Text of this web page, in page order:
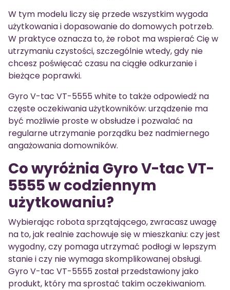
W tym modelu liczy się przede wszystkim wygoda
użytkowania i dopasowanie do domowych potrzeb.
W praktyce oznacza to, że robot ma wspierać Cię w
utrzymaniu czystości, szczególnie wtedy, gdy nie
chcesz poświęcać czasu na ciągłe odkurzanie i
bieżące poprawki.
Gyro V-tac VT-5555 white to także odpowiedź na
częste oczekiwania użytkowników: urządzenie ma
być możliwie proste w obsłudze i pozwalać na
regularne utrzymanie porządku bez nadmiernego
angażowania domowników.
Co wyróżnia Gyro V-tac VT-
5555 w codziennym
użytkowaniu?
Wybierając robota sprzątającego, zwracasz uwagę
na to, jak realnie zachowuje się w mieszkaniu: czy jest
wygodny, czy pomaga utrzymać podłogi w lepszym
stanie i czy nie wymaga skomplikowanej obsługi.
Gyro V-tac VT-5555 został przedstawiony jako
produkt, który ma sprostać takim oczekiwaniom.